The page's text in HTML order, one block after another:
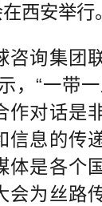
西安举行。
询集团
，“一带
作对话是
息的传
体是各个
会为丝路